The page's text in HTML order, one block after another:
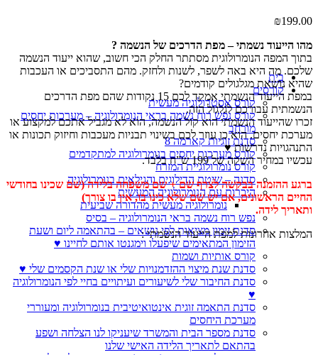
בית
קורסים
קורס אסטרולוגיה מעשית
קורס נפש רוח נשמה בראי הנומרולוגיה – מערכות יחסים
מורחב
סדנת זוגיות קארמה 8
קורס מערכות יחסים בנומרולוגיה למתקדמים
קורס נומרולוגיית המזרח
סדנה – שיטת הדילוגים והגילאים בנומרולוגיה
היכרות עם הנומרולוגיה המעשית
נומרולוגיה מעשית מהדורה שביעית
נפש רוח נשמה בראי הנומרולוגיה – בסיס
סדנת זימון מציאות לפי נושאים – בהתאמה ליום ושעת
הזימון המתאימים שיפעלו וימגנטו אותם לחיינו ♥
קורס אותיות ושמות
סדנת שנת מיצוי ההזדמנויות שלי או שנת הקסמים שלי ♥
סדנת החיבור שלי לשיעורים ועיתויים בחיי לפי הנומרולוגיה
♥
סדנת התאמה זוגית אינטואיטיבית בנומרולוגיה ומעוררי
מערכת היחסים
סדנת מספר הבית והמשרד שיעניקו לנו הצלחה ושפע
בהתאם לתאריך הלידה האישי שלנו
₪199.00
מהו הייעוד נשמתי – מפת הדרכים של הנשמה ?
בתוך המפה הנומרולוגית מסתתר החלק הכי חשוב, שהוא ייעוד הנשמה
שלכם. מה היא באה לשפר, לשנות ולחזק. מהם התסביכים או העכבות
שהיא נושאת מגלגולים קודמים?
במפת הייעוד הנשמתי אמקד לכם 15 נקודות שהם מפת הדרכים
הנשמתית עבורכם לגלגול הזה.
זכרו שהייעוד הנשמתי הוא קול הנשמה, הוא לא מגביל אתכם למקצוע או
מערכת יחסים. הוא כן עוזר לכם בשינוי תבניות מעכבות וחיזוק תכונות או
התנהגויות נדרשות ♥
עכשיו במחיר השקה של 199 ש”ח בלבד.
ברגע ההזמנה בבקשה לצרף שם + שם משפחה בלידה (שם שכינו בחודשי
החיים הראשונים, אם יש שם שלא כינו בו, אין בו צורך)
ותאריך לידה.
המלצות אחרונות למפת הייעוד הנשמתי :